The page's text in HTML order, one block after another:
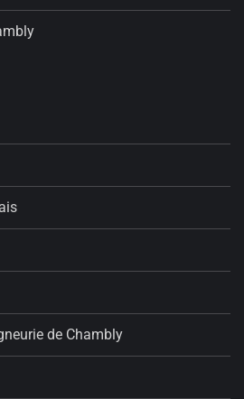
de Chambly